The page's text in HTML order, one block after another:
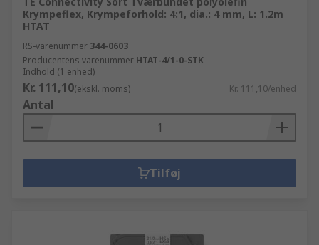
Krympeflex, Krympeforhold: 4:1, dia.: 4 mm, L: 1.2m
HTAT
RS-varenummer 344-0603
Producentens varenummer HTAT-4/1-0-STK
Indhold (1 enhed)
Kr. 111,10(ekskl. moms) Kr. 111,10/enhed
Antal
Tilføj